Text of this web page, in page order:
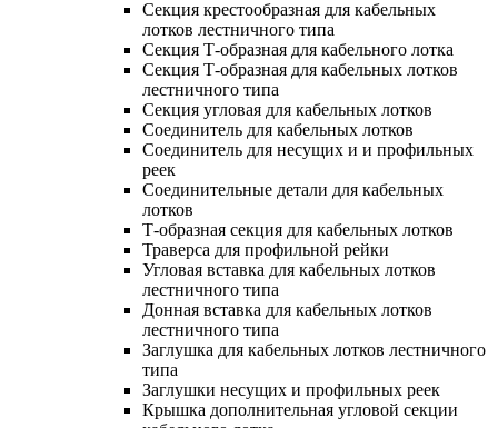
Секция крестообразная для кабельных
лотков лестничного типа
Секция Т-образная для кабельного лотка
Секция Т-образная для кабельных лотков
лестничного типа
Секция угловая для кабельных лотков
Соединитель для кабельных лотков
Соединитель для несущих и и профильных
реек
Соединительные детали для кабельных
лотков
Т-образная секция для кабельных лотков
Траверса для профильной рейки
Угловая вставка для кабельных лотков
лестничного типа
Донная вставка для кабельных лотков
лестничного типа
Заглушка для кабельных лотков лестничного
типа
Заглушки несущих и профильных реек
Крышка дополнительная угловой секции